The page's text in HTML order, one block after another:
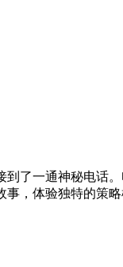
了一通神秘电话
，体验独特的策略